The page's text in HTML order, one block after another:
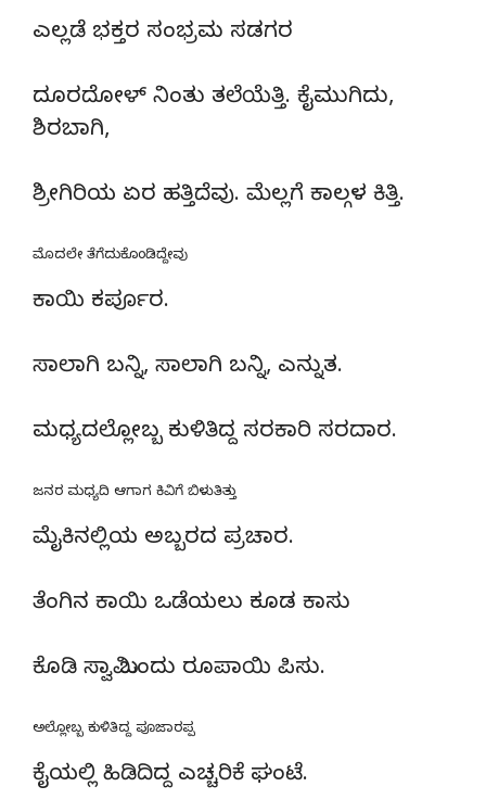
ಎಲ್ಲಡೆ ಭಕ್ತರ ಸಂಭ್ರಮ ಸಡಗರ
ದೂರದೋಳ್ ನಿಂತು ತಲೆಯೆತ್ತಿ. ಕೈಮುಗಿದು,
ಶಿರಬಾಗಿ,
ಶ್ರೀಗಿರಿಯ ಏರ ಹತ್ತಿದೆವು. ಮೆಲ್ಲಗೆ ಕಾಲ್ಗಳ ಕಿತ್ತಿ.
ಮೊದಲೇ ತೆಗೆದುಕೊಂಡಿದ್ದೇವು
ಕಾಯಿ ಕರ್ಪೂರ.
ಸಾಲಾಗಿ ಬನ್ನಿ, ಸಾಲಾಗಿ ಬನ್ನಿ, ಎನ್ನುತ.
ಮಧ್ಯದಲ್ಲೋಬ್ಬ ಕುಳಿತಿದ್ದ ಸರಕಾರಿ ಸರದಾರ.
ಜನರ ಮಧ್ಯದಿ ಆಗಾಗ ಕಿವಿಗೆ ಬಿಳುತಿತ್ತು
ಮೈಕಿನಲ್ಲಿಯ ಅಬ್ಬರದ ಪ್ರಚಾರ.
ತೆಂಗಿನ ಕಾಯಿ ಒಡೆಯಲು ಕೂಡ ಕಾಸು
ಕೊಡಿ ಸ್ವಾಮಿ ಒಂದು ರೂಪಾಯಿ ಪಿಸು.
ಅಲ್ಲೋಬ್ಬ ಕುಳಿತಿದ್ದ ಪೂಜಾರಪ್ಪ
ಕೈಯಲ್ಲಿ ಹಿಡಿದಿದ್ದ ಎಚ್ಚರಿಕೆ ಘಂಟೆ.